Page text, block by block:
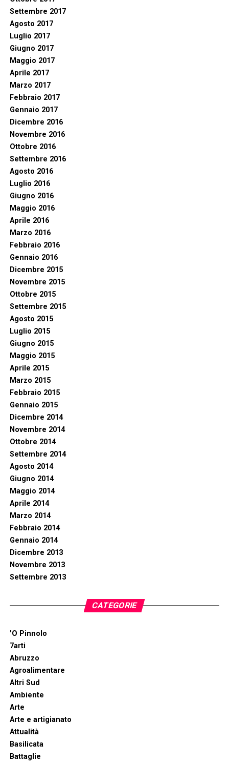
Settembre 2017
Agosto 2017
Luglio 2017
Giugno 2017
Maggio 2017
Aprile 2017
Marzo 2017
Febbraio 2017
Gennaio 2017
Dicembre 2016
Novembre 2016
Ottobre 2016
Settembre 2016
Agosto 2016
Luglio 2016
Giugno 2016
Maggio 2016
Aprile 2016
Marzo 2016
Febbraio 2016
Gennaio 2016
Dicembre 2015
Novembre 2015
Ottobre 2015
Settembre 2015
Agosto 2015
Luglio 2015
Giugno 2015
Maggio 2015
Aprile 2015
Marzo 2015
Febbraio 2015
Gennaio 2015
Dicembre 2014
Novembre 2014
Ottobre 2014
Settembre 2014
Agosto 2014
Giugno 2014
Maggio 2014
Aprile 2014
Marzo 2014
Febbraio 2014
Gennaio 2014
Dicembre 2013
Novembre 2013
Settembre 2013
CATEGORIE
'O Pinnolo
7arti
Abruzzo
Agroalimentare
Altri Sud
Ambiente
Arte
Arte e artigianato
Attualità
Basilicata
Battaglie